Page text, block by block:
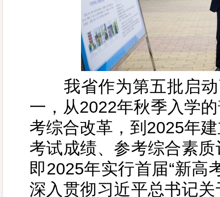
我省作为第五批启动
一，从2022年秋季入学
考综合改革，到2025年
考试成绩、参考综合素
即2025年实行首届“新高
深入贯彻习近平总书记